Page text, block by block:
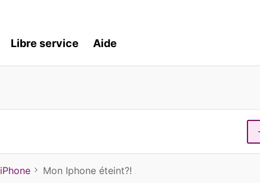
Libre service Aide
iPhone Mon Iphone éteint?!